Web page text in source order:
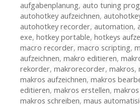
aufgabenplanung, auto tuning
autohotkey aufzeichnen,
autohotkey recorder, automation,
exe, hotkey portable, hotkeys
macro recorder, macro scripting,
aufzeichnen, makro editieren,
rekorder, makrorecorder, makros,
makros aufzeichnen, makros
editieren, makros erstellen,
makros schreiben, maus